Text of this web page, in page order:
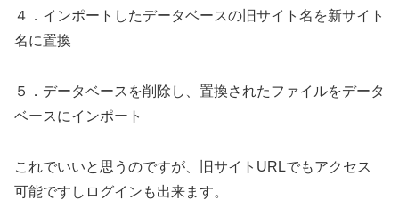
４．インポートしたデータベースの旧サイト名を新サイト
名に置換
５．データベースを削除し、置換されたファイルをデータ
ベースにインポート
これでいいと思うのですが、旧サイトURLでもアクセス
可能ですしログインも出来ます。